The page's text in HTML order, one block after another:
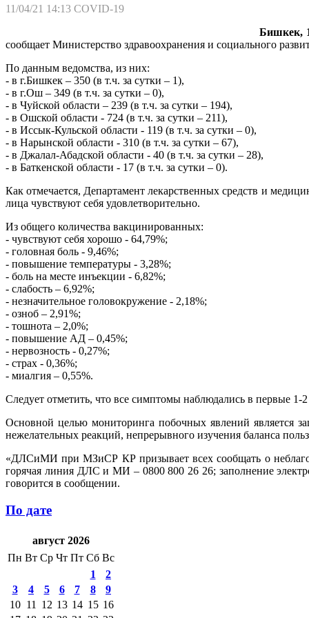
11/04/21 14:13 COVID-19
Бишкек,
сообщает Министерство здравоохранения и социального
По данным ведомства, из них:
- в г.Бишкек – 350 (в т.ч. за сутки – 1),
- в г.Ош – 349 (в т.ч. за сутки – 0),
- в Чуйской области – 239 (в т.ч. за сутки – 194),
- в Ошской области - 724 (в т.ч. за сутки – 211),
- в Иссык-Кульской области - 119 (в т.ч. за сутки – 0),
- в Нарынской области - 310 (в т.ч. за сутки – 67),
- в Джалал-Абадской области - 40 (в т.ч. за сутки – 28),
- в Баткенской области - 17 (в т.ч. за сутки – 0).
Как отмечается, Департамент лекарственных средств и
лица чувствуют себя удовлетворительно.
Из общего количества вакцинированных:
- чувствуют себя хорошо - 64,79%;
- головная боль - 9,46%;
- повышение температуры - 3,28%;
- боль на месте инъекции - 6,82%;
- слабость – 6,92%;
- незначительное головокружение - 2,18%;
- озноб – 2,91%;
- тошнота – 2,0%;
- повышение АД – 0,45%;
- нервозность - 0,27%;
- страх - 0,36%;
- миалгия – 0,55%.
Следует отметить, что все симптомы наблюдались в первые 1-
Основной целью мониторинга побочных явлений является
нежелательных реакций, непрерывного изучения баланса
«ДЛСиМИ при МЗиСР КР призывает всех сообщать о
горячая линия ДЛС и МИ – 0800 800 26 26; заполнение
говорится в сообщении.
По дате
август 2026
Пн Вт Ср Чт Пт Сб Вс
1
2
3
4 5 6 7 8
9
10 11 12 13 14 15 16